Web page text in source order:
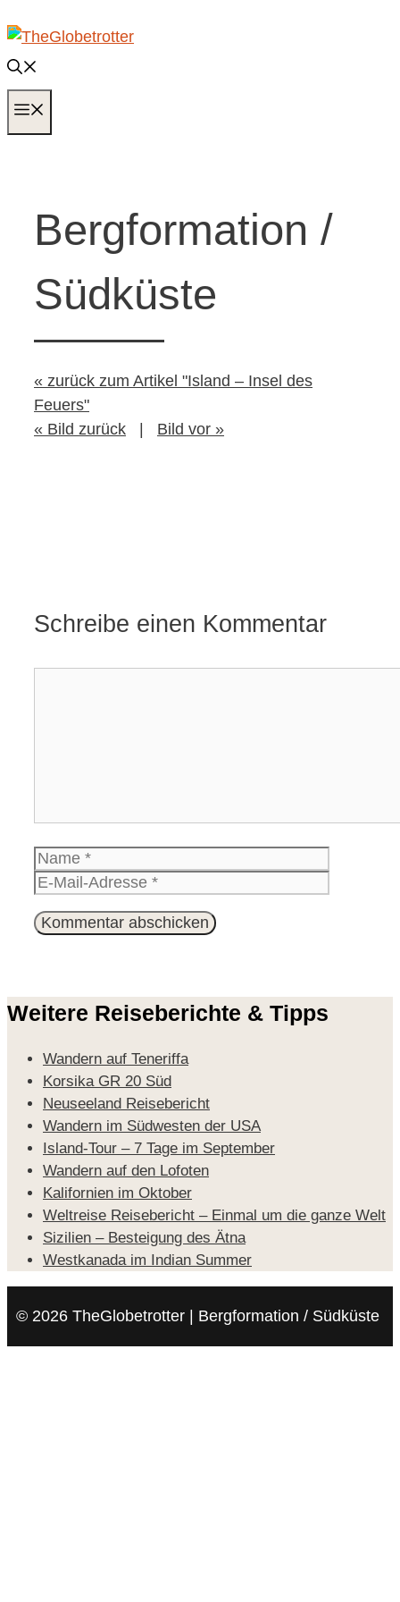
Inhalt
springen
Bergformation /
Südküste
« zurück zum Artikel "Island – Insel des
Feuers"
« Bild zurück
| Bild vor »
Schreibe einen Kommentar
Name
Weitere Reiseberichte & Tipps
Wandern auf Teneriffa
Korsika GR 20 Süd
Neuseeland Reisebericht
Wandern im Südwesten der USA
Island-Tour – 7 Tage im September
Wandern auf den Lofoten
Kalifornien im Oktober
Weltreise Reisebericht – Einmal um die ganze Welt
Sizilien – Besteigung des Ätna
Westkanada im Indian Summer
© 2026 TheGlobetrotter | Bergformation / Südküste